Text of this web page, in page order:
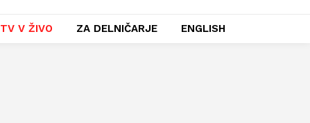
TV V ŽIVO ZA DELNIČARJE ENGLISH